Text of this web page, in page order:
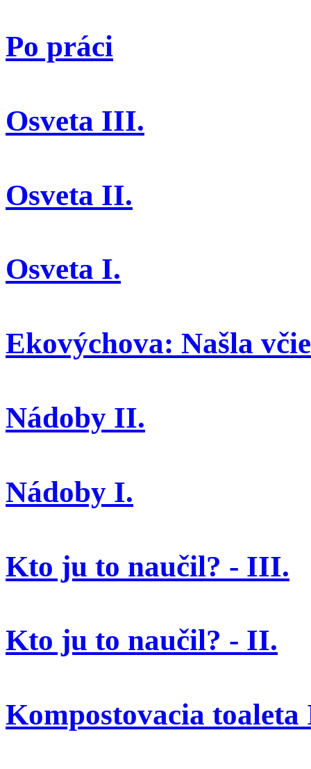
Po práci
Osveta III.
Osveta II.
Osveta I.
Ekovýchova: Našla
Nádoby II.
Nádoby I.
Kto ju to naučil? - III.
Kto ju to naučil? - II.
Kompostovacia